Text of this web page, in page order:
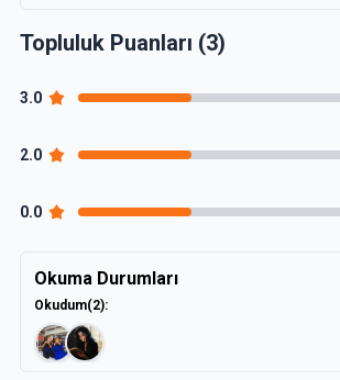
Topluluk Puanları (3)
3.0
2.0
0.0
Okuma Durumları
Okudum(2):